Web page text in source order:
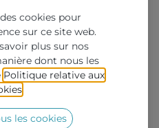
cookies pour
sur ce site web.
plus sur nos
dont nous les
Politique relative aux
les cookies